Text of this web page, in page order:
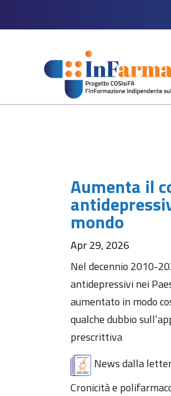
Aumenta il
mondo
Apr 29, 2026
Nel decennio 2010-
antidepressivi nei
aumentato in modo
qualche dubbio
prescrittiva
News dalla
Cronicità e